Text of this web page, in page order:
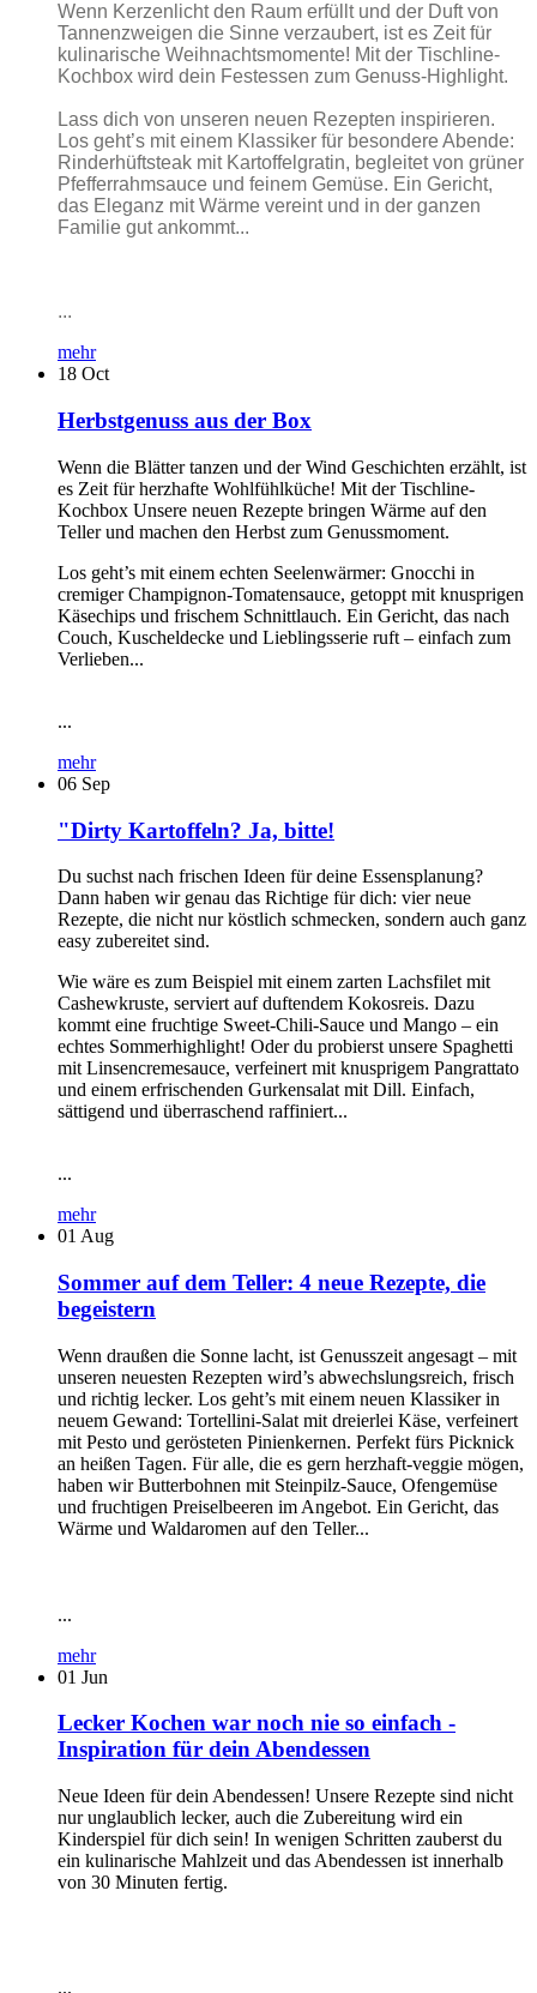
Wenn Kerzenlicht den Raum erfüllt und der Duft von
Tannenzweigen die Sinne verzaubert, ist es Zeit für
kulinarische Weihnachtsmomente! Mit der Tischline-
Kochbox wird dein Festessen zum Genuss-Highlight.
Lass dich von unseren neuen Rezepten inspirieren.
Los geht’s mit einem Klassiker für besondere Abende:
Rinderhüftsteak mit Kartoffelgratin, begleitet von grüner
Pfefferrahmsauce und feinem Gemüse. Ein Gericht,
das Eleganz mit Wärme vereint und in der ganzen
Familie gut ankommt...
...
mehr
18 Oct
Herbstgenuss aus der Box
Wenn die Blätter tanzen und der Wind Geschichten erzählt, ist
es Zeit für herzhafte Wohlfühlküche! Mit der Tischline-
Kochbox Unsere neuen Rezepte bringen Wärme auf den
Teller und machen den Herbst zum Genussmoment.
Los geht’s mit einem echten Seelenwärmer: Gnocchi in
cremiger Champignon-Tomatensauce, getoppt mit knusprigen
Käsechips und frischem Schnittlauch. Ein Gericht, das nach
Couch, Kuscheldecke und Lieblingsserie ruft – einfach zum
Verlieben...
...
mehr
06 Sep
"Dirty Kartoffeln? Ja, bitte!
Du suchst nach frischen Ideen für deine Essensplanung?
Dann haben wir genau das Richtige für dich: vier neue
Rezepte, die nicht nur köstlich schmecken, sondern auch ganz
easy zubereitet sind.
Wie wäre es zum Beispiel mit einem zarten Lachsfilet mit
Cashewkruste, serviert auf duftendem Kokosreis. Dazu
kommt eine fruchtige Sweet-Chili-Sauce und Mango – ein
echtes Sommerhighlight! Oder du probierst unsere Spaghetti
mit Linsencremesauce, verfeinert mit knusprigem Pangrattato
und einem erfrischenden Gurkensalat mit Dill. Einfach,
sättigend und überraschend raffiniert...
...
mehr
01 Aug
Sommer auf dem Teller: 4 neue Rezepte, die
begeistern
Wenn draußen die Sonne lacht, ist Genusszeit angesagt – mit
unseren neuesten Rezepten wird’s abwechslungsreich, frisch
und richtig lecker. Los geht’s mit einem neuen Klassiker in
neuem Gewand: Tortellini-Salat mit dreierlei Käse, verfeinert
mit Pesto und gerösteten Pinienkernen. Perfekt fürs Picknick
an heißen Tagen. Für alle, die es gern herzhaft-veggie mögen,
haben wir Butterbohnen mit Steinpilz-Sauce, Ofengemüse
und fruchtigen Preiselbeeren im Angebot. Ein Gericht, das
Wärme und Waldaromen auf den Teller...
...
mehr
01 Jun
Lecker Kochen war noch nie so einfach -
Inspiration für dein Abendessen
Neue Ideen für dein Abendessen! Unsere Rezepte sind nicht
nur unglaublich lecker, auch die Zubereitung wird ein
Kinderspiel für dich sein! In wenigen Schritten zauberst du
ein kulinarische Mahlzeit und das Abendessen ist innerhalb
von 30 Minuten fertig.
...